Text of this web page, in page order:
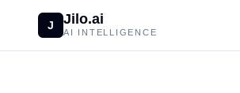
J Jilo.ai
AI INTELLIGENCE